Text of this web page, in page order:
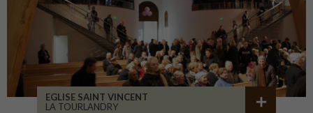
EGLISE SAINT VINCENT
LA TOURLANDRY